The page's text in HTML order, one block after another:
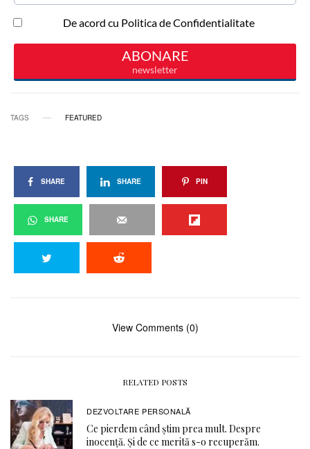
TAGS FEATURED
SHARE SHARE PIN
SHARE
View Comments (0)
RELATED POSTS
DEZVOLTARE PERSONALĂ
Ce pierdem când știm prea mult. Despre
inocență. Și de ce merită s-o recuperăm.